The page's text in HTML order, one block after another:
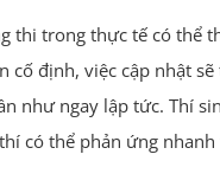
thi trong thực tế có thể
cố định, việc cập nhật
như ngay lập tức. Thí
có thể phản ứng